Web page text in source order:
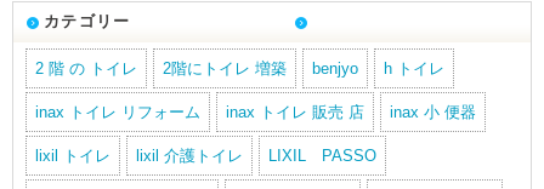
カテゴリー
2 階 の トイレ 2階にトイレ 増築 benjyo h トイレ
inax トイレ リフォーム inax トイレ 販売 店 inax 小 便器
lixil トイレ lixil 介護トイレ LIXIL PASSO